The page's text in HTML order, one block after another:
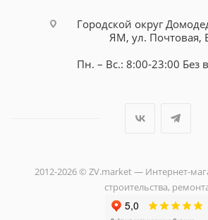
Городской округ
ЯМ, ул. Почтовая,
Пн. – Вс.: 8:00-23:00 Без
2012-2026 © ZV.market — Интернет-
строительства,